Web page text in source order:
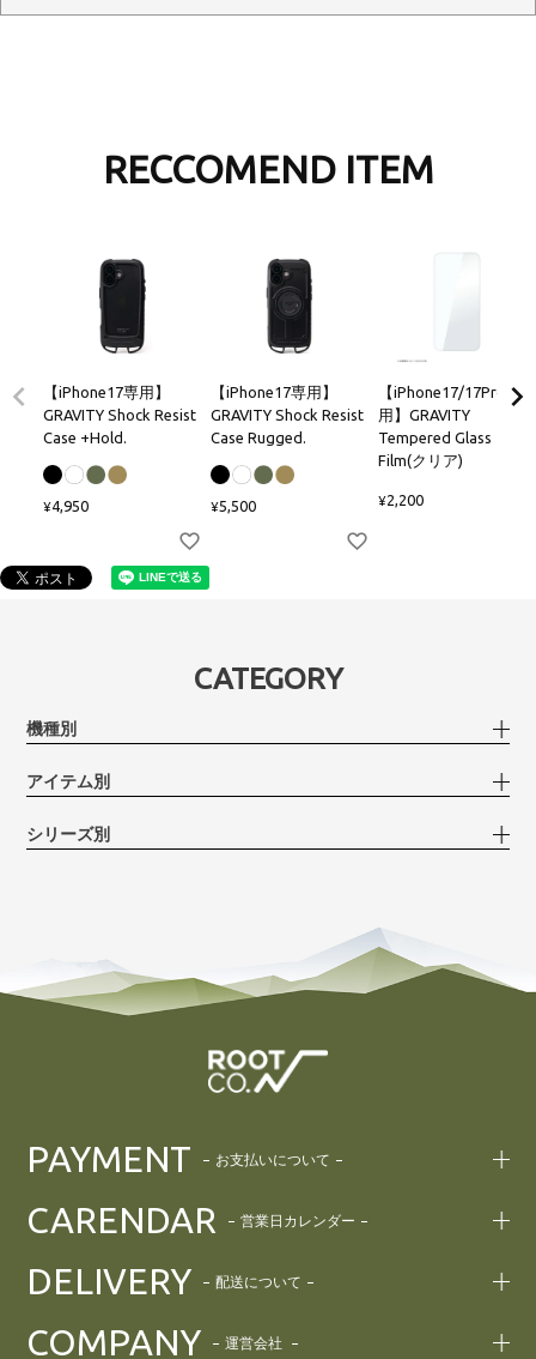
RECCOMEND ITEM
【iPhone17専用】
GRAVITY Shock Resist
Case +Hold.
¥4,950
【iPhone17専用】
GRAVITY Shock Resist
Case Rugged.
¥5,500
【iPhone17/17Pro兼
用】GRAVITY
Tempered Glass
Film(クリア)
¥2,200
CATEGORY
機種別
アイテム別
シリーズ別
PAYMENT お支払いについて
CARENDAR 営業日カレンダー
DELIVERY 配送について
COMPANY 運営会社